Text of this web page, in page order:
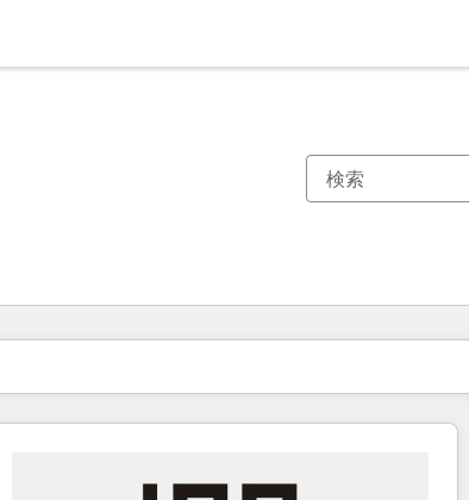
現在の場所ページ
ページページページページページページページページページページ